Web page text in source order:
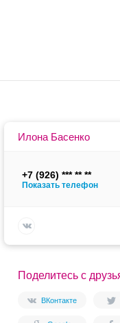
Илона Басенко
+7 (926)
Показать телефон
Поделитесь с
ВКонтакте